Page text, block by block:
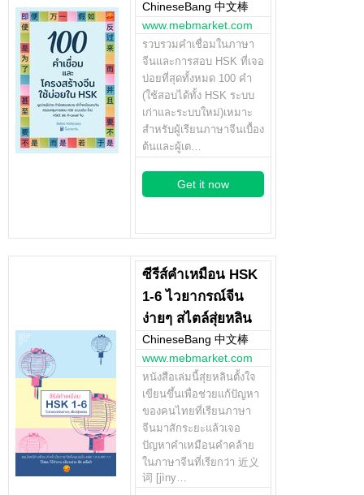
ChineseBang 中文棒
www.mebmarket.com
รวบรวมคำเชื่อมในภาษา
จีนและการสอบ HSK ที่เจอ
บ่อยที่สุดทั้งหมด 100 คำ
(ใช้สอบได้ทั้ง HSK ระบบ
เก่าและระบบใหม่)เหมาะ
สำหรับผู้เรียนภาษาจีนเบื้อง
ต้นและผู้เต…
Get it now
ซีรีส์คำเหมือน HSK
1-6 ไวยากรณ์จีน
ง่ายๆ สไตล์สุ่ยหลิน
ChineseBang 中文棒
www.mebmarket.com
หนังสือเล่มนี้สุ่ยหลินตั้งใจ
เขียนขึ้นเพื่อช่วยแก้ปัญหา
ของคนไทยที่เรียนภาษา
จีนมาสักระยะแล้วเจอ
ปัญหาคำเหมือนคำคล้าย
ในภาษาจีนที่เรียกว่า 近义
词 [jìny…